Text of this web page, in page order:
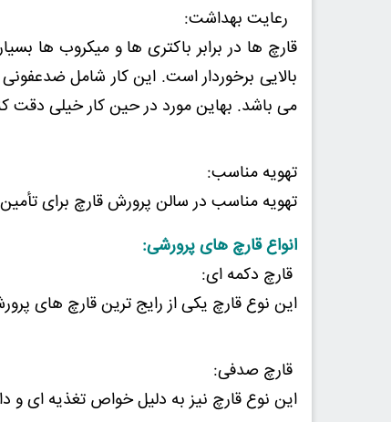
رعایت بهداشت:
قارچ ها در برابر باکتری ها و میکروب ها
بالایی برخوردار است. این کار شامل
می باشد. بهاین مورد در حین کار خیلی دقت
تهویه مناسب:
تهویه مناسب در سالن پرورش قارچ برای
انواع قارچ های پرورشی:
قارچ دکمه ای:
این نوع قارچ یکی از رایج ترین قارچ های
قارچ صدفی:
این نوع قارچ نیز به دلیل خواص تغذیه ای و